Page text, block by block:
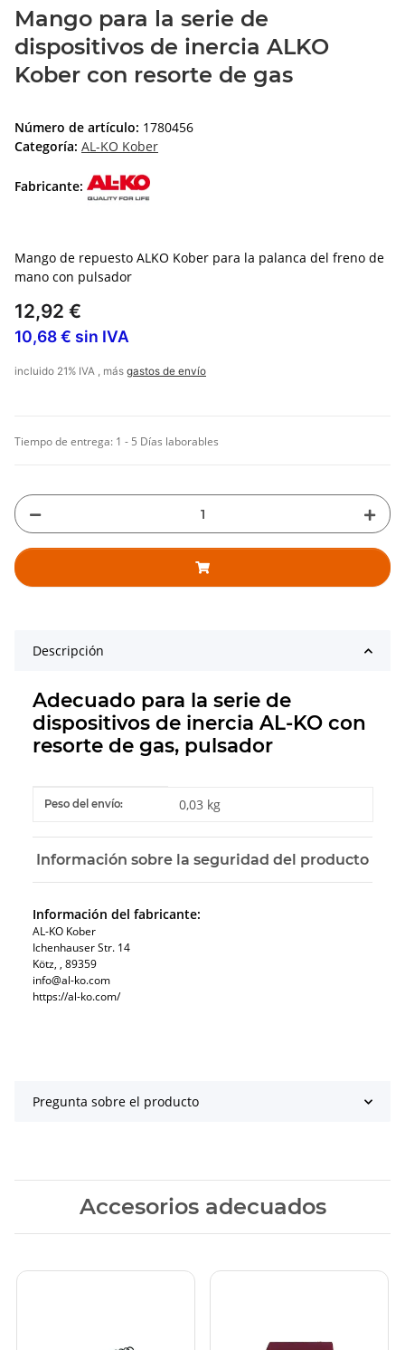
Mango para la serie de
dispositivos de inercia ALKO
Kober con resorte de gas
Número de artículo: 1780456
Categoría: AL-KO Kober
Fabricante:
Mango de repuesto ALKO Kober para la palanca del freno de
mano con pulsador
12,92 €
10,68 € sin IVA
incluido 21% IVA , más gastos de envío
Tiempo de entrega: 1 - 5 Días laborables
Descripción
Adecuado para la serie de
dispositivos de inercia AL-KO con
resorte de gas, pulsador
#productDetails.itemInformation#
#productDetails.itemValue#
Peso del envío: 0,03 kg
Información sobre la seguridad del producto
Información del fabricante:
AL-KO Kober
Ichenhauser Str. 14
Kötz, , 89359
info@al-ko.com
https://al-ko.com/
Pregunta sobre el producto
Accesorios adecuados